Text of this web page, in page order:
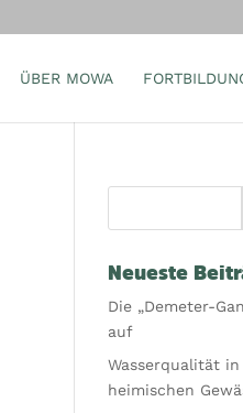
ÜBER MOWA
Neueste
Die „Demeter-
auf
Wasserqualität in
heimischen